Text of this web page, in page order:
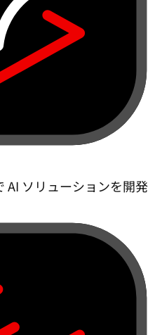
AI ソリューションを開発